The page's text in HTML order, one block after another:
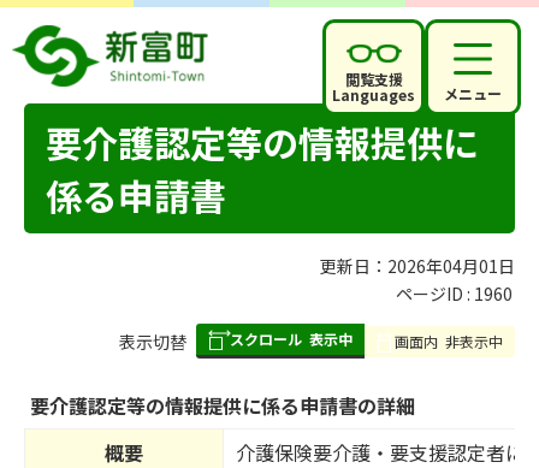
閲覧支援
Languages メニュー
要介護認定等の情報提供に
係る申請書
更新日：2026年04月01日
ページID : 1960
表
み
の
表示切替 スクロール 表示中 画面内 非表示中
要介護認定等の情報提供に係る申請書の詳細
概要
介護保険要介護・要支援認定者に